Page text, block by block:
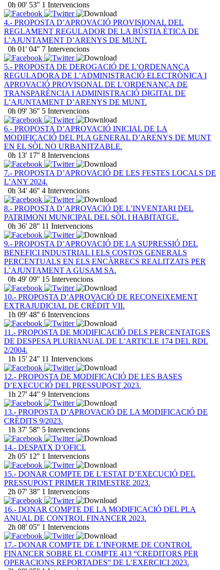
0h 00' 53'' 1 Intervencions
4.- PROPOSTA D’APROVACIÓ PROVISIONAL DEL
REGLAMENT REGULADOR DE LA BÚSTIA ÈTICA DE
L’AJUNTAMENT D’ARENYS DE MUNT.
0h 01' 04'' 7 Intervencions
5.- PROPOSTA DE DEROGACIÓ DE L’ORDENANÇA
REGULADORA DE L’ADMINISTRACIÓ ELECTRÒNICA I
APROVACIÓ PROVISONAL DE L’ORDENANÇA DE
TRANSPARÈNCIA I ADMINISTRACIÓ DIGITAL DE
L’AJUNTAMENT D’ARENYS DE MUNT.
0h 09' 36'' 5 Intervencions
6.- PROPOSTA D’APROVACIÓ INICIAL DE LA
MODIFICACIÓ DEL PLA GENERAL D’ARENYS DE MUNT
EN EL SÒL NO URBANITZABLE.
0h 13' 17'' 8 Intervencions
7.- PROPOSTA D’APROVACIÓ DE LES FESTES LOCALS DE
L’ANY 2024.
0h 34' 46'' 4 Intervencions
8.- PROPOSTA D’APROVACIÓ DE L’INVENTARI DEL
PATRIMONI MUNICIPAL DEL SÒL I HABITATGE.
0h 36' 28'' 11 Intervencions
9.- PROPOSTA D’APROVACIÓ DE LA SUPRESSIÓ DEL
BENEFICI INDUSTRIAL I ELS COSTOS GENERALS
PERCENTUALS EN ELS ENCÀRRECS REALITZATS PER
L’AJUNTAMENT A GUSAM SA.
0h 49' 09'' 15 Intervencions
10.- PROPOSTA D’APROVACIÓ DE RECONEIXEMENT
EXTRAJUDICIAL DE CRÈDIT VII.
1h 09' 48'' 6 Intervencions
11.- PROPOSTA DE MODIFICACIÓ DELS PERCENTATGES
DE DESPESA PLURIANUAL DE L’ARTICLE 174 DEL RDL
2/2004.
1h 15' 24'' 11 Intervencions
12.- PROPOSTA DE MODIFICACIÓ DE LES BASES
D’EXECUCIÓ DEL PRESSUPOST 2023.
1h 27' 44'' 9 Intervencions
13.- PROPOSTA D’APROVACIÓ DE LA MODIFICACIÓ DE
CRÈDITS 9/2023.
1h 37' 58'' 5 Intervencions
14.- DESPATX D’OFICI.
2h 05' 12'' 1 Intervencions
15.- DONAR COMPTE DE L’ESTAT D’EXECUCIÓ DEL
PRESSUPOST PRIMER TRIMESTRE 2023.
2h 07' 38'' 1 Intervencions
16.- DONAR COMPTE DE LA MODIFICACIÓ DEL PLA
ANUAL DE CONTROL FINANCER 2023.
2h 08' 05'' 1 Intervencions
17.- DONAR COMPTE DE L’INFORME DE CONTROL
FINANCER SOBRE EL COMPTE 413 “CREDITORS PER
OPERACIONS REPORTADES” DE L’EXERCICI 2023.